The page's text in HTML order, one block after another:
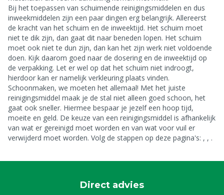
Bij het toepassen van schuimende reinigingsmiddelen en dus
inweekmiddelen zijn een paar dingen erg belangrijk. Allereerst
de kracht van het schuim en de inweektijd. Het schuim moet
niet te dik zijn, dan gaat dit naar beneden lopen. Het schuim
moet ook niet te dun zijn, dan kan het zijn werk niet voldoende
doen. Kijk daarom goed naar de dosering en de inweektijd op
de verpakking. Let er wel op dat het schuim niet indroogt,
hierdoor kan er namelijk verkleuring plaats vinden.
Schoonmaken, we moeten het allemaal! Met het juiste
reinigingsmiddel maak je de stal niet alleen goed schoon, het
gaat ook sneller. Hiermee bespaar je jezelf een hoop tijd,
moeite en geld. De keuze van een reinigingsmiddel is afhankelijk
van wat er gereinigd moet worden en van wat voor vuil er
verwijderd moet worden. Volg de stappen op deze pagina's: , , .
Direct advies